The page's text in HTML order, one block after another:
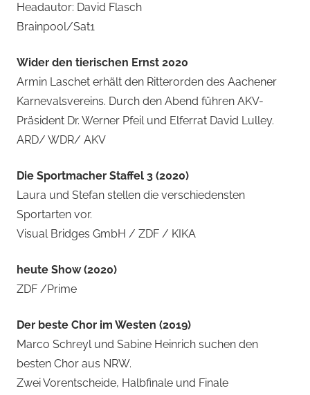
Headautor: David Flasch
Brainpool/Sat1
Wider den tierischen Ernst 2020
Armin Laschet erhält den Ritterorden des Aachener
Karnevalsvereins. Durch den Abend führen AKV-
Präsident Dr. Werner Pfeil und Elferrat David Lulley.
ARD/ WDR/ AKV
Die Sportmacher Staffel 3 (2020)
Laura und Stefan stellen die verschiedensten
Sportarten vor.
Visual Bridges GmbH / ZDF / KIKA
heute Show (2020)
ZDF /Prime
Der beste Chor im Westen (2019)
Marco Schreyl und Sabine Heinrich suchen den
besten Chor aus NRW.
Zwei Vorentscheide, Halbfinale und Finale